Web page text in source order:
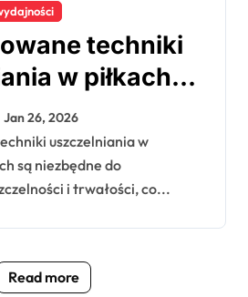
techniki
w piłkach
technologia,
trwałość
Jan 26, 2026
są niezbędne do
i trwałości, co...
Read more